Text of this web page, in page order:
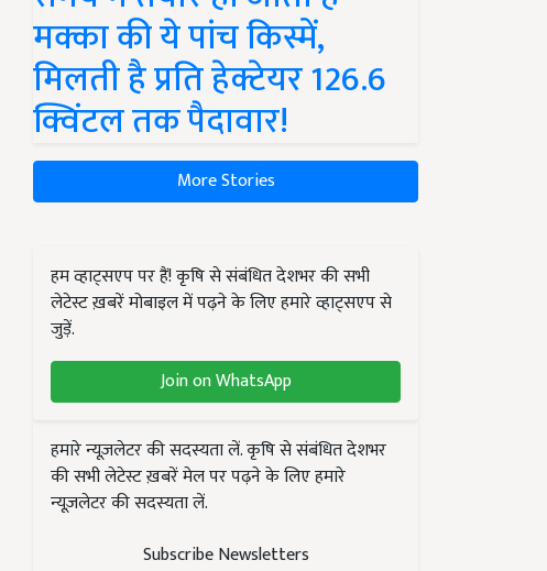
मक्का की ये पांच किस्में,
मिलती है प्रति हेक्टेयर 126.6
क्विंटल तक पैदावार!
More Stories
हम व्हाट्सएप पर हैं! कृषि से संबंधित देशभर की सभी
लेटेस्ट ख़बरें मोबाइल में पढ़ने के लिए हमारे व्हाट्सएप से
जुड़ें.
Join on WhatsApp
हमारे न्यूज़लेटर की सदस्यता लें. कृषि से संबंधित देशभर
की सभी लेटेस्ट ख़बरें मेल पर पढ़ने के लिए हमारे
न्यूज़लेटर की सदस्यता लें.
Subscribe Newsletters